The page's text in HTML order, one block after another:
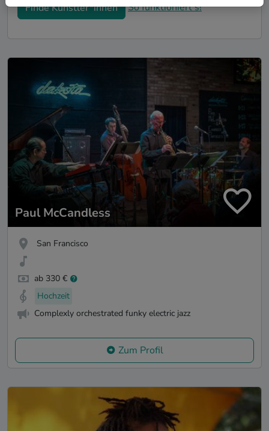
Finde Künstler*innen So funktioniert's!
Paul McCandless
San Francisco
ab 330 €
Hochzeit
Complexly orchestrated funky electric jazz
Zum Profil